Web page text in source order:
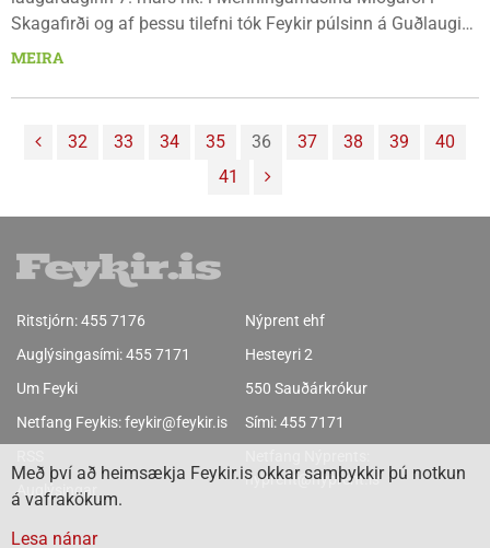
Skagafirði og af þessu tilefni tók Feykir púlsinn á Guðlaugi
Skúlasyni verkefnastjóra hjá SSNV sem stendur fyrir
Norðurlandi vestra. „Við tókum höndum saman og erum að
smáframleiðenda á Íslandi,“ segir Gulli aðspurður um hverjir
MEIRA
32 33 34 35 36 37 38 39
40
41
Ritstjórn:455 7176
Auglýsingasími:455 7171
Um Feyki
Netfang Feykis:feykir@feykir.is
Auglýsingar
Nýprent ehf
Hesteyri 2
550 Sauðárkrókur
Sími:455 7171
nyprent@nyprent.is
Með því að heimsækja Feykir.is okkar samþykkir þú notkun
á vafrakökum.
Lesa nánar